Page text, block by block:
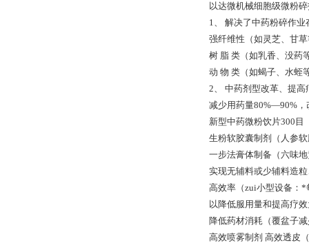
以达微机械细胞级微粉
1、 解决了中药粉碎作业
强纤维性（如灵芝、甘
树 脂 类（如乳香、没药
动 物 类（如蝎子、水蛭
2、 中药剂型改革、提
减少用药量80%—90%，
新型中药微粉饮片300目
生粉软胶囊制剂（人参
一步法膏体制备（六味
实现无辅料或少辅料造
高效率（zui小型设备：*
以降低服用量和提高疗
降低药材消耗（覆盆子
高效喷雾制剂 高效透皮